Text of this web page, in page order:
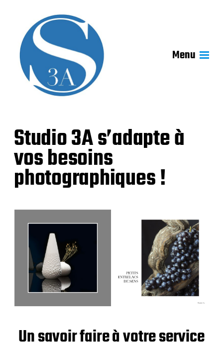
Menu
Studio 3A s’adapte à
vos besoins
photographiques !
Un savoir faire à votre service